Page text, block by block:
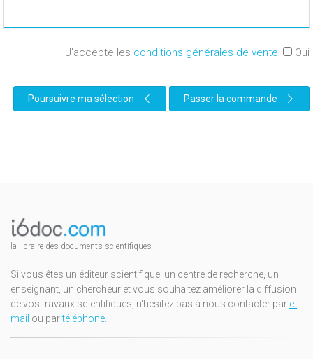
J'accepte les conditions générales de vente: Oui
Poursuivre ma sélection Passer la commande
la libraire des documents scientifiques
Si vous êtes un éditeur scientifique, un centre de recherche, un
enseignant, un chercheur et vous souhaitez améliorer la diffusion
de vos travaux scientifiques, n'hésitez pas à nous contacter par e-
mail ou partéléphone.